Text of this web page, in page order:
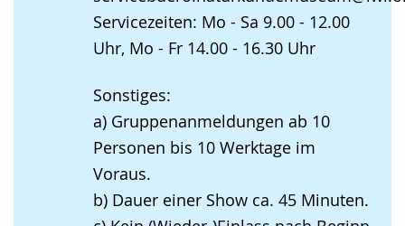
Servicezeiten: Mo - Sa 9.00 - 12.00
Uhr, Mo - Fr 14.00 - 16.30 Uhr
Sonstiges:
a) Gruppenanmeldungen ab 10
Personen bis 10 Werktage im
Voraus.
b) Dauer einer Show ca. 45 Minuten.